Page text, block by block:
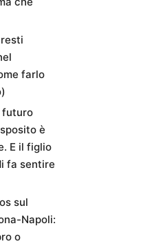
farlo
futuro
è
E il figlio
fa sentire
sul
Napoli:
o